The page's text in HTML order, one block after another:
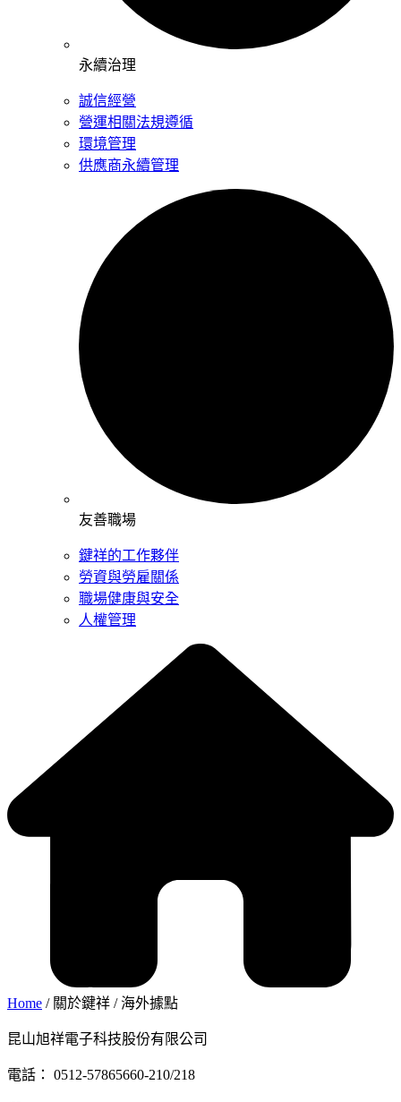
永續治理
誠信經營
營運相關法規遵循
環境管理
供應商永續管理
友善職場
鍵祥的工作夥伴
勞資與勞雇關係
職場健康與安全
人權管理
Home / 關於鍵祥 / 海外據點
昆山旭祥電子科技股份有限公司
電話： 0512-57865660-210/218